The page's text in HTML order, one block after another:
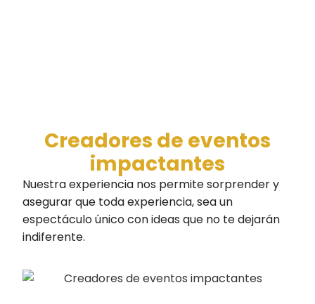
Creadores de eventos
impactantes
Nuestra experiencia nos permite sorprender y
asegurar que toda experiencia, sea un
espectáculo único con ideas que no te dejarán
indiferente.